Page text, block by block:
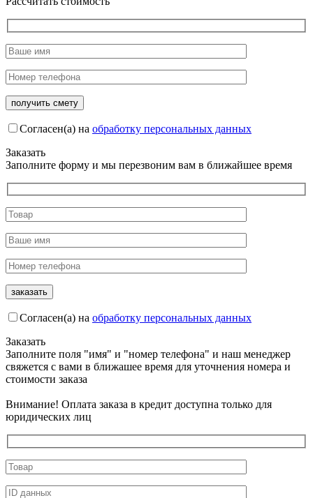
Согласен(а) на обработку персональных данных
Заказать
Заполните форму и мы перезвоним вам в ближайшее время
Согласен(а) на обработку персональных данных
Заказать
Заполните поля "имя" и "номер телефона" и наш менеджер
свяжется с вами в ближашее время для уточнения номера и
стоимости заказа
Внимание! Оплата заказа в кредит доступна только для
юридических лиц